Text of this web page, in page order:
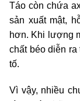
Táo còn chứa
sản xuất mật,
hơn. Khi lượng
chất béo diễn
tố.
Vì vậy, nhiều